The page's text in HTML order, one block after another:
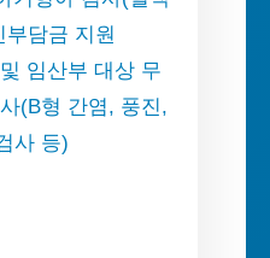
부담금 지원
임산부 대상 무
(B형 간염, 풍진,
사 등)